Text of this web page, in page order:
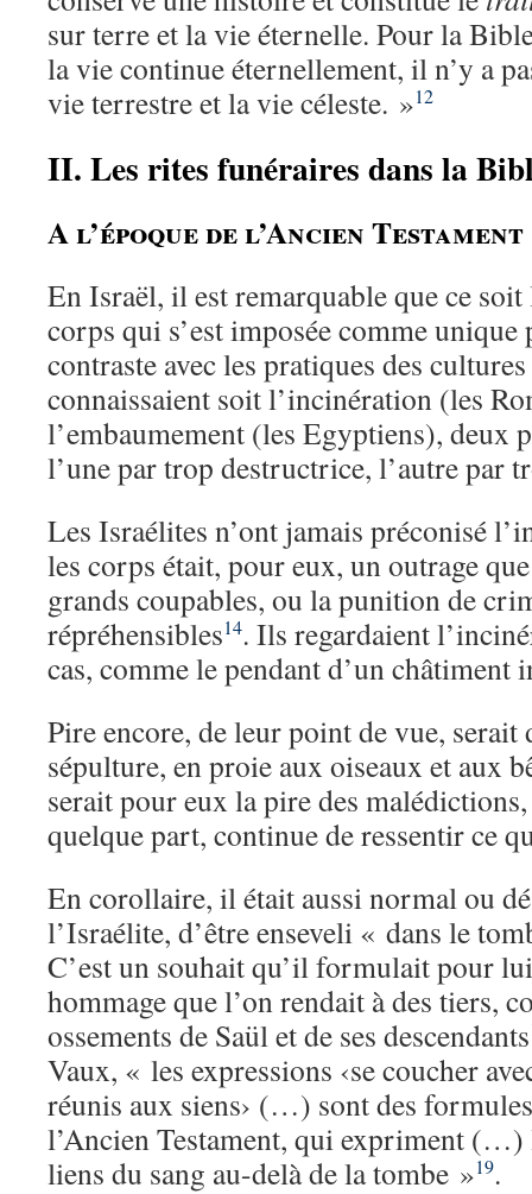
sur terre et la vie éternelle. Pour la
la vie continue éternellement, il n’y a
vie terrestre et la vie céleste. »12
II. Les rites funéraires dans la
A l’époque de l’Ancien Testament
En Israël, il est remarquable que ce
corps qui s’est imposée comme
contraste avec les pratiques des
connaissaient soit l’incinération (les
l’embaumement (les Egyptiens), deux
l’une par trop destructrice, l’autre par
Les Israélites n’ont jamais préconisé
les corps était, pour eux, un outrage
grands coupables, ou la punition de
répréhensibles14. Ils regardaient
cas, comme le pendant d’un châtiment
Pire encore, de leur point de vue, serait
sépulture, en proie aux oiseaux et aux
serait pour eux la pire des malédictions,
quelque part, continue de ressentir ce
En corollaire, il était aussi normal ou
l’Israélite, d’être enseveli « dans le
C’est un souhait qu’il formulait pour
hommage que l’on rendait à des tiers,
ossements de Saül et de ses descendants
Vaux, « les expressions ‹se coucher
réunis aux siens› (…) sont des
l’Ancien Testament, qui expriment (…)
liens du sang au-delà de la tombe »19.